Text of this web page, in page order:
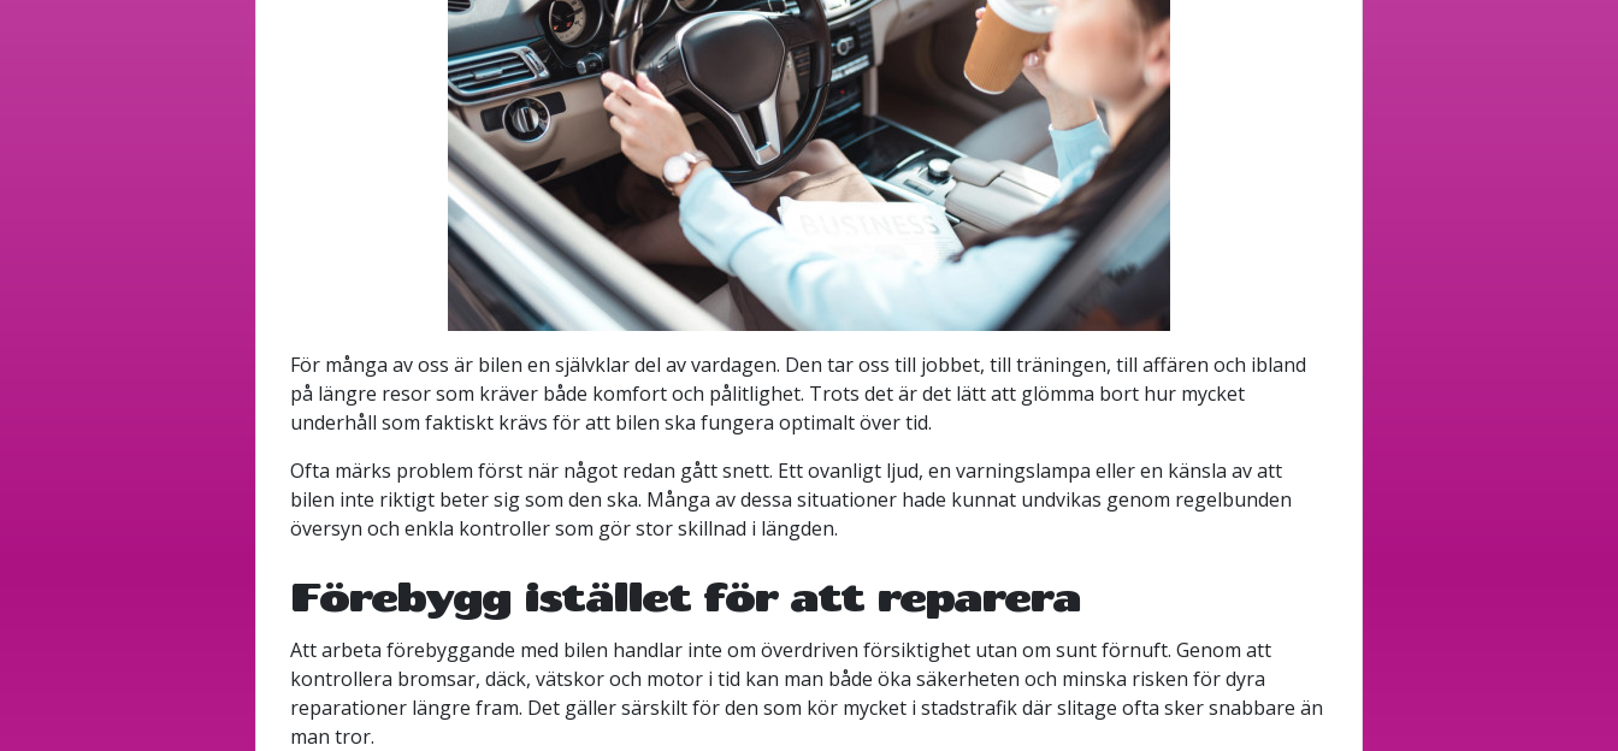
För många av oss är bilen en självklar del av vardagen. Den tar oss till jobbet, till träningen, till affären och ibland
på längre resor som kräver både komfort och pålitlighet. Trots det är det lätt att glömma bort hur mycket
underhåll som faktiskt krävs för att bilen ska fungera optimalt över tid.
Ofta märks problem först när något redan gått snett. Ett ovanligt ljud, en varningslampa eller en känsla av att
bilen inte riktigt beter sig som den ska. Många av dessa situationer hade kunnat undvikas genom regelbunden
översyn och enkla kontroller som gör stor skillnad i längden.
Förebygg istället för att reparera
Att arbeta förebyggande med bilen handlar inte om överdriven försiktighet utan om sunt förnuft. Genom att
kontrollera bromsar, däck, vätskor och motor i tid kan man både öka säkerheten och minska risken för dyra
reparationer längre fram. Det gäller särskilt för den som kör mycket i stadstrafik där slitage ofta sker snabbare än
man tror.